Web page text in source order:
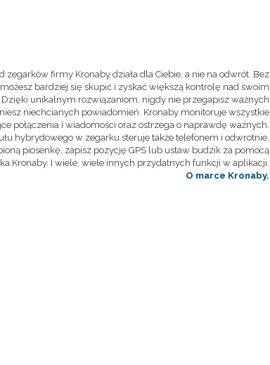
zegarków firmy Kronaby działa dla Ciebie, a nie na odwrót. Bez
bardziej się skupić i zyskać większą kontrolę nad swoim
unikalnym rozwiązaniom, nigdy nie przegapisz ważnych
niechcianych powiadomień. Kronaby monitoruje wszystkie
połączenia i wiadomości oraz ostrzega o naprawdę ważnych.
hybrydowego w zegarku steruje także telefonem i odwrotnie.
piosenkę, zapisz pozycję GPS lub ustaw budzik za pomocą
Kronaby. I wiele, wiele innych przydatnych funkcji w aplikacji.
O marce Kronaby.